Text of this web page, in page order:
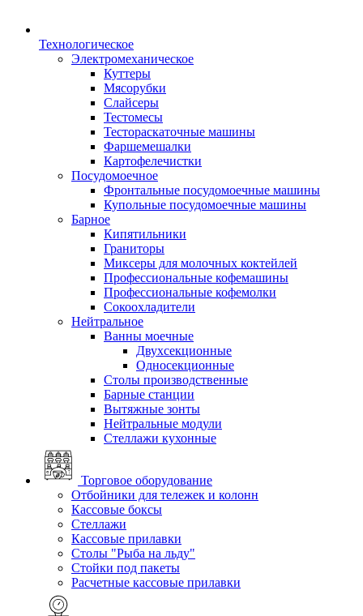
Технологическое
Электромеханическое
Куттеры
Мясорубки
Слайсеры
Тестомесы
Тестораскаточные машины
Фаршемешалки
Картофелечистки
Посудомоечное
Фронтальные посудомоечные машины
Купольные посудомоечные машины
Барное
Кипятильники
Граниторы
Миксеры для молочных коктейлей
Профессиональные кофемашины
Профессиональные кофемолки
Сокоохладители
Нейтральное
Ванны моечные
Двухсекционные
Односекционные
Столы производственные
Барные станции
Вытяжные зонты
Нейтральные модули
Стеллажи кухонные
Торговое оборудование
Отбойники для тележек и колонн
Кассовые боксы
Стеллажи
Кассовые прилавки
Столы "Рыба на льду"
Стойки под пакеты
Расчетные кассовые прилавки